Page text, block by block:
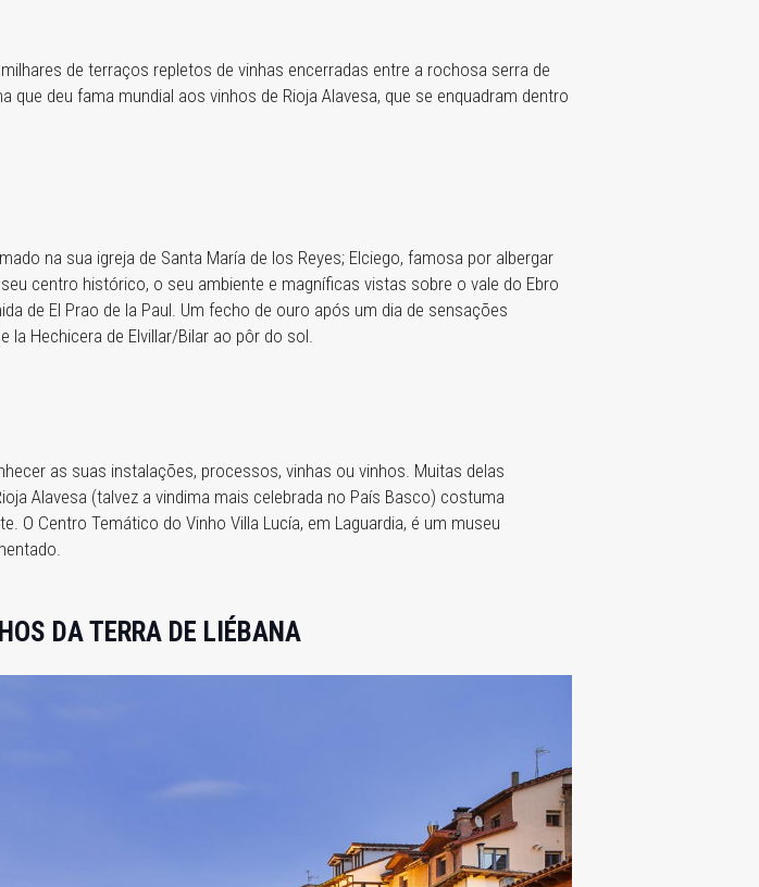
de terraços repletos de vinhas encerradas entre a rochosa serra de
deu fama mundial aos vinhos de Rioja Alavesa, que se enquadram dentro
na sua igreja de Santa María de los Reyes; Elciego, famosa por albergar
centro histórico, o seu ambiente e magníficas vistas sobre o vale do Ebro
de El Prao de la Paul. Um fecho de ouro após um dia de sensações
la Hechicera de Elvillar/Bilar ao pôr do sol.
as suas instalações, processos, vinhas ou vinhos. Muitas delas
Alavesa (talvez a vindima mais celebrada no País Basco) costuma
O Centro Temático do Vinho Villa Lucía, em Laguardia, é um museu
DA TERRA DE LIÉBANA